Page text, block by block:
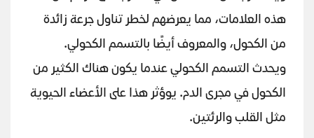
هذه العلامات، مما يعرضهم لخطر تناول جرعة زائدة
من الكحول، والمعروف أيضًا بالتسمم الكحولي.
ويحدث التسمم الكحولي عندما يكون هناك الكثير من
الكحول في مجرى الدم. يوؤثر هذا على الأعضاء الحيوية
مثل القلب والرئتين.